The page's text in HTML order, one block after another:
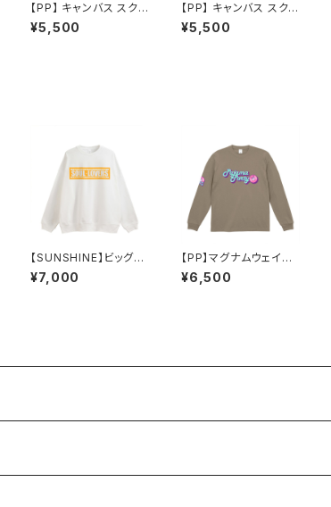
【PP】 キャンバス スク
エア クッションカバー
（ナチュラル）
¥5,500
【PP】 キャンバス スク
エア クッションカバー
（ライトグレー）
¥5,500
【SUNSHINE】ビッグシ
ルエット 裏パイル スウ
ェット
¥7,000
【PP】マグナムウェイト
ビッグシルエット ロング
スリーブ（アシッドカー
¥6,500